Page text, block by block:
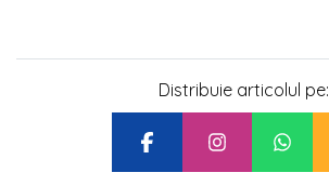
Distribuie articolul pe: